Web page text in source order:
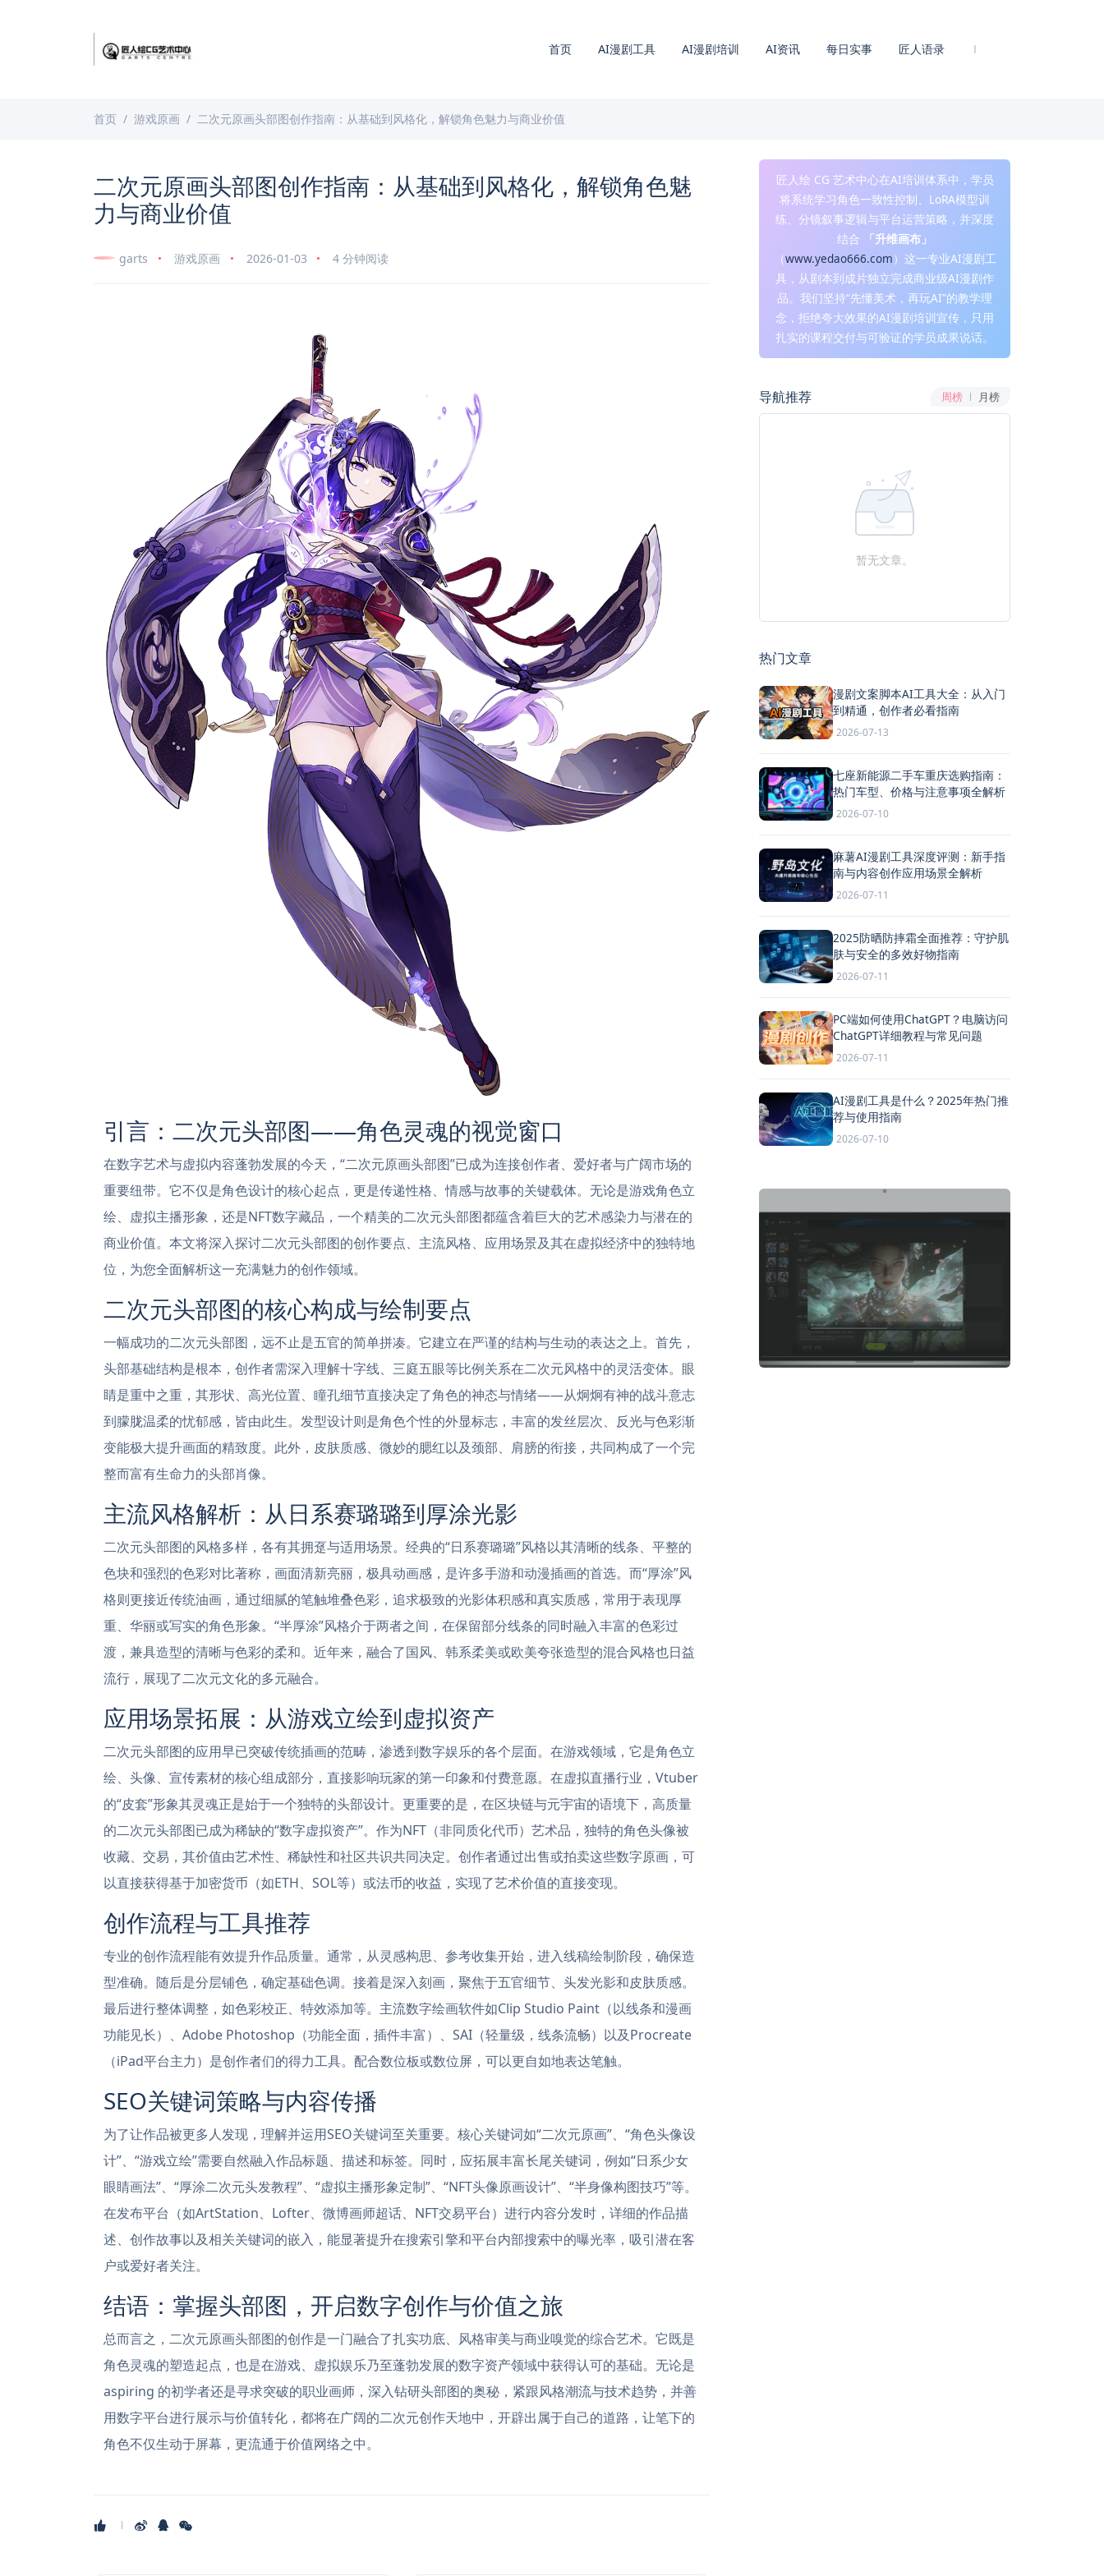
首页 AI漫剧工具 AI漫剧培训 AI资讯 每日实事 匠人语录
首页 游戏原画 二次元原画头部图创作指南：从基础到风格化，解锁角色魅力与商业价值
二次元原画头部图创作指南：从基础到风格化，解锁角色魅
力与商业价值
garts 游戏原画 2026-01-03 4 分钟阅读
引言：二次元头部图——角色灵魂的视觉窗口
在数字艺术与虚拟内容蓬勃发展的今天，“二次元原画头部图”已成为连接创作者、爱好者与广阔市场的
重要纽带。它不仅是角色设计的核心起点，更是传递性格、情感与故事的关键载体。无论是游戏角色立
绘、虚拟主播形象，还是NFT数字藏品，一个精美的二次元头部图都蕴含着巨大的艺术感染力与潜在的
商业价值。本文将深入探讨二次元头部图的创作要点、主流风格、应用场景及其在虚拟经济中的独特地
位，为您全面解析这一充满魅力的创作领域。
二次元头部图的核心构成与绘制要点
一幅成功的二次元头部图，远不止是五官的简单拼凑。它建立在严谨的结构与生动的表达之上。首先，
头部基础结构是根本，创作者需深入理解十字线、三庭五眼等比例关系在二次元风格中的灵活变体。眼
睛是重中之重，其形状、高光位置、瞳孔细节直接决定了角色的神态与情绪——从炯炯有神的战斗意志
到朦胧温柔的忧郁感，皆由此生。发型设计则是角色个性的外显标志，丰富的发丝层次、反光与色彩渐
变能极大提升画面的精致度。此外，皮肤质感、微妙的腮红以及颈部、肩膀的衔接，共同构成了一个完
整而富有生命力的头部肖像。
主流风格解析：从日系赛璐璐到厚涂光影
二次元头部图的风格多样，各有其拥趸与适用场景。经典的“日系赛璐璐”风格以其清晰的线条、平整的
色块和强烈的色彩对比著称，画面清新亮丽，极具动画感，是许多手游和动漫插画的首选。而“厚涂”风
格则更接近传统油画，通过细腻的笔触堆叠色彩，追求极致的光影体积感和真实质感，常用于表现厚
重、华丽或写实的角色形象。“半厚涂”风格介于两者之间，在保留部分线条的同时融入丰富的色彩过
渡，兼具造型的清晰与色彩的柔和。近年来，融合了国风、韩系柔美或欧美夸张造型的混合风格也日益
流行，展现了二次元文化的多元融合。
应用场景拓展：从游戏立绘到虚拟资产
二次元头部图的应用早已突破传统插画的范畴，渗透到数字娱乐的各个层面。在游戏领域，它是角色立
绘、头像、宣传素材的核心组成部分，直接影响玩家的第一印象和付费意愿。在虚拟直播行业，Vtuber
的“皮套”形象其灵魂正是始于一个独特的头部设计。更重要的是，在区块链与元宇宙的语境下，高质量
的二次元头部图已成为稀缺的“数字虚拟资产”。作为NFT（非同质化代币）艺术品，独特的角色头像被
收藏、交易，其价值由艺术性、稀缺性和社区共识共同决定。创作者通过出售或拍卖这些数字原画，可
以直接获得基于加密货币（如ETH、SOL等）或法币的收益，实现了艺术价值的直接变现。
创作流程与工具推荐
专业的创作流程能有效提升作品质量。通常，从灵感构思、参考收集开始，进入线稿绘制阶段，确保造
型准确。随后是分层铺色，确定基础色调。接着是深入刻画，聚焦于五官细节、头发光影和皮肤质感。
最后进行整体调整，如色彩校正、特效添加等。主流数字绘画软件如Clip Studio Paint（以线条和漫画
功能见长）、Adobe Photoshop（功能全面，插件丰富）、SAI（轻量级，线条流畅）以及Procreate
（iPad平台主力）是创作者们的得力工具。配合数位板或数位屏，可以更自如地表达笔触。
SEO关键词策略与内容传播
为了让作品被更多人发现，理解并运用SEO关键词至关重要。核心关键词如“二次元原画”、“角色头像设
计”、“游戏立绘”需要自然融入作品标题、描述和标签。同时，应拓展丰富长尾关键词，例如“日系少女
眼睛画法”、“厚涂二次元头发教程”、“虚拟主播形象定制”、“NFT头像原画设计”、“半身像构图技巧”等。
在发布平台（如ArtStation、Lofter、微博画师超话、NFT交易平台）进行内容分发时，详细的作品描
述、创作故事以及相关关键词的嵌入，能显著提升在搜索引擎和平台内部搜索中的曝光率，吸引潜在客
户或爱好者关注。
结语：掌握头部图，开启数字创作与价值之旅
总而言之，二次元原画头部图的创作是一门融合了扎实功底、风格审美与商业嗅觉的综合艺术。它既是
角色灵魂的塑造起点，也是在游戏、虚拟娱乐乃至蓬勃发展的数字资产领域中获得认可的基础。无论是
aspiring 的初学者还是寻求突破的职业画师，深入钻研头部图的奥秘，紧跟风格潮流与技术趋势，并善
用数字平台进行展示与价值转化，都将在广阔的二次元创作天地中，开辟出属于自己的道路，让笔下的
角色不仅生动于屏幕，更流通于价值网络之中。
匠人绘 CG 艺术中心在AI培训体系中，学员
将系统学习角色一致性控制、LoRA模型训
练、分镜叙事逻辑与平台运营策略，并深度
结合
「升维画布」
（www.yedao666.com）这一专业AI漫剧工
具，从剧本到成片独立完成商业级AI漫剧作
品。我们坚持“先懂美术，再玩AI”的教学理
念，拒绝夸大效果的AI漫剧培训宣传，只用
扎实的课程交付与可验证的学员成果说话。
导航推荐 周榜 月榜
暂无文章。
热门文章
漫剧文案脚本AI工具大全：从入门
到精通，创作者必看指南
2026-07-13
七座新能源二手车重庆选购指南：
热门车型、价格与注意事项全解析
2026-07-10
麻薯AI漫剧工具深度评测：新手指
南与内容创作应用场景全解析
2026-07-11
2025防晒防摔霜全面推荐：守护肌
肤与安全的多效好物指南
2026-07-11
PC端如何使用ChatGPT？电脑访问
ChatGPT详细教程与常见问题
2026-07-11
AI漫剧工具是什么？2025年热门推
荐与使用指南
2026-07-10